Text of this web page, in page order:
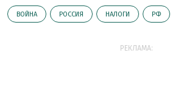
ВОЙНА РОССИЯ НАЛОГИ РФ
РЕКЛАМА: